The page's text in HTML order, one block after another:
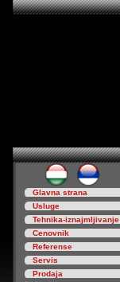
Glavna strana
Usluge
Tehnika-iznajmljivanje
Cenovnik
Referense
Servis
Prodaja